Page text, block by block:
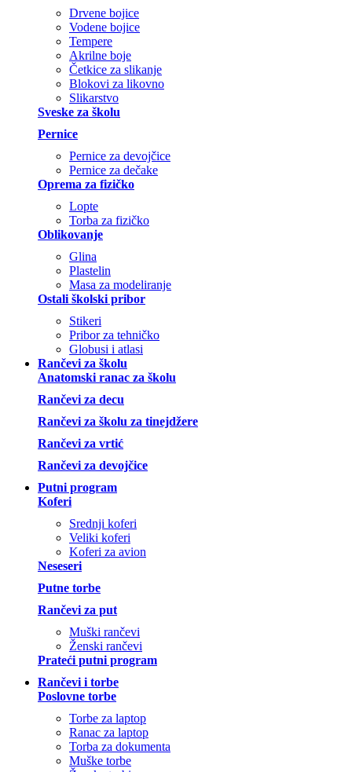
Drvene bojice
Vodene bojice
Tempere
Akrilne boje
Četkice za slikanje
Blokovi za likovno
Slikarstvo
Sveske za školu
Pernice
Pernice za devojčice
Pernice za dečake
Oprema za fizičko
Lopte
Torba za fizičko
Oblikovanje
Glina
Plastelin
Masa za modeliranje
Ostali školski pribor
Stikeri
Pribor za tehničko
Globusi i atlasi
Rančevi za školu
Anatomski ranac za školu
Rančevi za decu
Rančevi za školu za tinejdžere
Rančevi za vrtić
Rančevi za devojčice
Putni program
Koferi
Srednji koferi
Veliki koferi
Koferi za avion
Neseseri
Putne torbe
Rančevi za put
Muški rančevi
Ženski rančevi
Prateći putni program
Rančevi i torbe
Poslovne torbe
Torbe za laptop
Ranac za laptop
Torba za dokumenta
Muške torbe